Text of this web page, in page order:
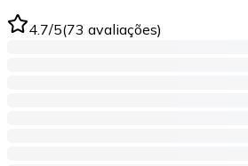
4.7/5(73 avaliações)